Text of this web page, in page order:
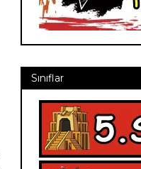
Sınıflar